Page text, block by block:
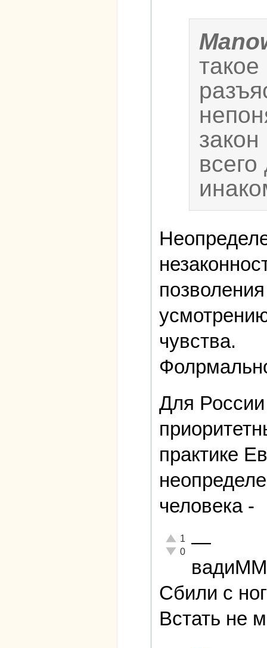
чувства.
Для
практике
человека -
Отлично!
1
Неадекватно!
0 —
вадиММ
Сбили с
Встать не